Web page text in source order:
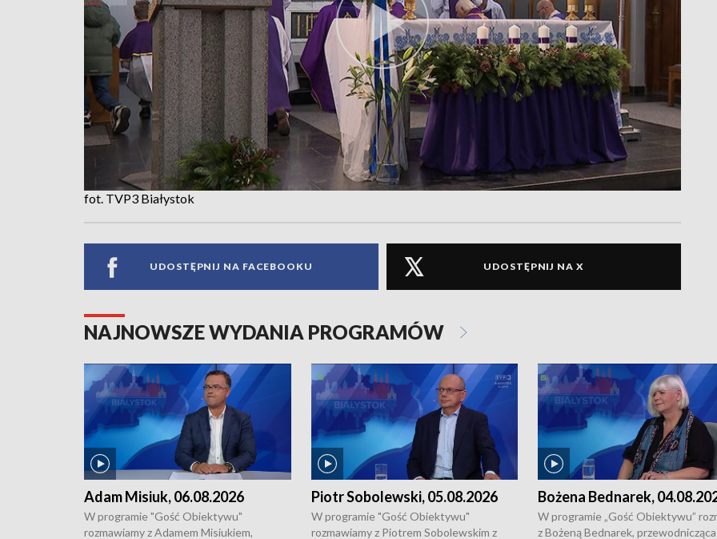
fot. TVP3 Białystok
UDOSTĘPNIJ NA FACEBOOKU UDOSTĘPNIJ NA X
NAJNOWSZE WYDANIA PROGRAMÓW
Adam Misiuk, 06.08.2026
W programie "Gość Obiektywu"
rozmawiamy z Adamem Misiukiem,
Piotr Sobolewski, 05.08.2026
W programie "Gość Obiektywu"
rozmawiamy z Piotrem Sobolewskim z
Bożena Bednarek,
W programie „Gość Obiektywu”
z Bożeną Bednarek, przewodnicząca